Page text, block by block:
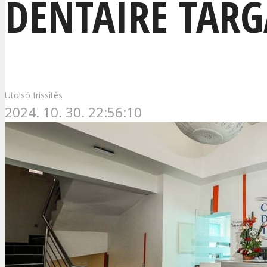
DENTAIRE
Utolsó frissítés
2024. 10. 30. 22:56:10